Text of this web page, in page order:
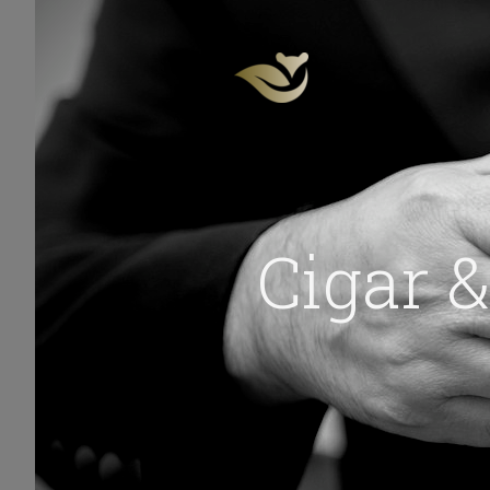
Cigar